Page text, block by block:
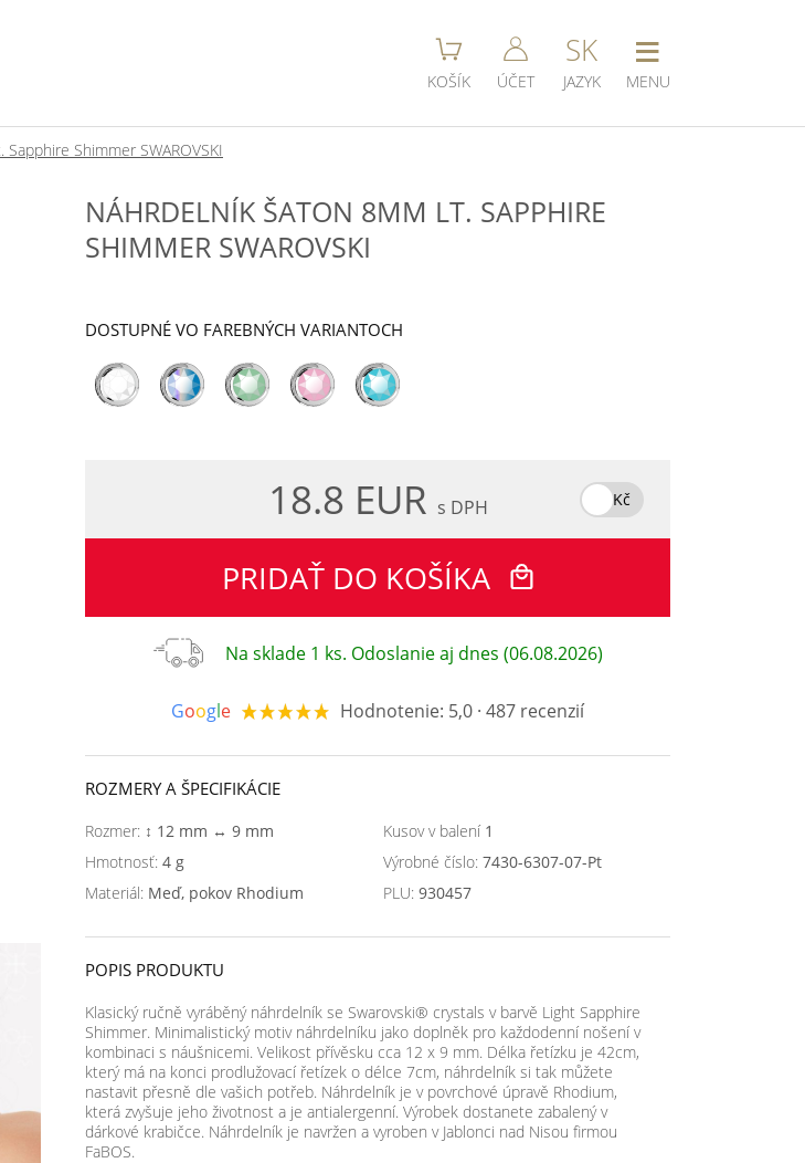
KOŠÍK ÚČET
SK
JAZYK
≡
MENU
Shimmer SWAROVSKI
NÁHRDELNÍK ŠATON 8MM LT. SAPPHIRE
SHIMMER SWAROVSKI
DOSTUPNÉ VO FAREBNÝCH VARIANTOCH
18.8 EUR s DPH Kč
PRIDAŤ DO KOŠÍKA
Na sklade 1 ks. Odoslanie aj dnes (06.08.2026)
Google Hodnotenie: 5,0 · 487 recenzií
ROZMERY A ŠPECIFIKÁCIE
Rozmer: ↕ 12 mm ↔ 9 mm
Hmotnosť: 4 g
Materiál: Meď, pokov Rhodium
Kusov v balení 1
Výrobné číslo: 7430-6307-07-Pt
PLU: 930457
POPIS PRODUKTU
Klasický ručně vyráběný náhrdelník se Swarovski® crystals v barvě Light Sapphire
Shimmer. Minimalistický motiv náhrdelníku jako doplněk pro každodenní nošení v
kombinaci s náušnicemi. Velikost přívěsku cca 12 x 9 mm. Délka řetízku je 42cm,
který má na konci prodlužovací řetízek o délce 7cm, náhrdelník si tak můžete
nastavit přesně dle vašich potřeb. Náhrdelník je v povrchové úpravě Rhodium,
která zvyšuje jeho životnost a je antialergenní. Výrobek dostanete zabalený v
dárkové krabičce. Náhrdelník je navržen a vyroben v Jablonci nad Nisou firmou
FaBOS.